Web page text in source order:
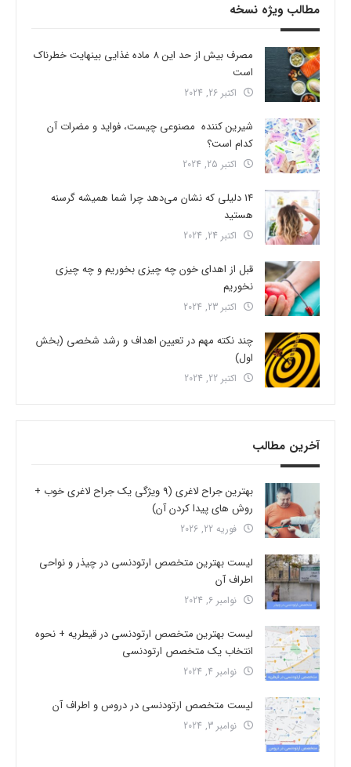
مطالب ویژه نسخه
مصرف بیش از حد این 8 ماده غذایی بینهایت خطرناک
است
اکتبر 26, 2024
شیرین کننده مصنوعی چیست، فواید و مضرات آن
کدام است؟
اکتبر 25, 2024
14 دلیلی که نشان می‌دهد چرا شما همیشه گرسنه
هستید
اکتبر 24, 2024
قبل از اهدای خون چه چیزی بخوریم و چه چیزی
نخوریم
اکتبر 23, 2024
چند نکته مهم در تعیین اهداف و رشد شخصی (بخش
اول)
اکتبر 22, 2024
آخرین مطالب
بهترین جراح لاغری (9 ویژگی یک جراح لاغری خوب +
روش های پیدا کردن آن)
فوریه 22, 2026
لیست بهترین متخصص ارتودنسی در چیذر و نواحی
اطراف آن
نوامبر 6, 2024
لیست بهترین متخصص ارتودنسی در قیطریه + نحوه
انتخاب یک متخصص ارتودنسی
نوامبر 4, 2024
لیست متخصص ارتودنسی در دروس و اطراف آن
نوامبر 3, 2024